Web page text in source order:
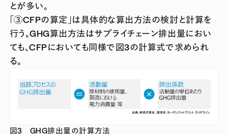
とが多い。
「③CFPの算定」は具体的な算出方法の検討と計算を
行う。GHG算出方法はサプライチェーン排出量におい
ても、CFPにおいても同様で図3の計算式で求められ
る。
図3 GHG排出量の計算方法